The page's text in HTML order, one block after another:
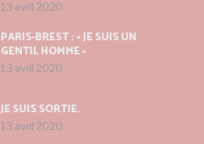
13 avril 2020
PARIS-BREST : « JE SUIS UN
GENTIL HOMME »
13 avril 2020
JE SUIS SORTIE.
13 avril 2020